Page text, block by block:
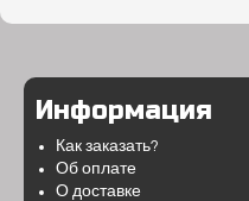
Информация
Как заказать?
Об оплате
О доставке